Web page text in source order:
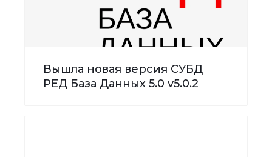
Вышла новая версия СУБД
РЕД База Данных 5.0 v5.0.2